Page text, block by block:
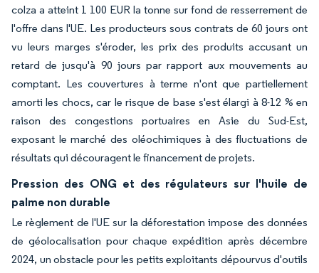
colza a atteint 1 100 EUR la tonne sur fond de resserrement de
l'offre dans l'UE. Les producteurs sous contrats de 60 jours ont
vu leurs marges s'éroder, les prix des produits accusant un
retard de jusqu'à 90 jours par rapport aux mouvements au
comptant. Les couvertures à terme n'ont que partiellement
amorti les chocs, car le risque de base s'est élargi à 8-12 % en
raison des congestions portuaires en Asie du Sud-Est,
exposant le marché des oléochimiques à des fluctuations de
résultats qui découragent le financement de projets.
Pression des ONG et des régulateurs sur l'huile de
palme non durable
Le règlement de l'UE sur la déforestation impose des données
de géolocalisation pour chaque expédition après décembre
2024, un obstacle pour les petits exploitants dépourvus d'outils